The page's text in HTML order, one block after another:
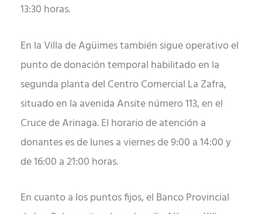
13:30 horas.
En la Villa de Agüimes también sigue operativo el
punto de donación temporal habilitado en la
segunda planta del Centro Comercial La Zafra,
situado en la avenida Ansite número 113, en el
Cruce de Arinaga. El horario de atención a
donantes es de lunes a viernes de 9:00 a 14:00 y
de 16:00 a 21:00 horas.
En cuanto a los puntos fijos, el Banco Provincial